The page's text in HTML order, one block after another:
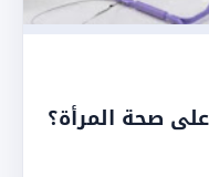
صحة المرأة؟